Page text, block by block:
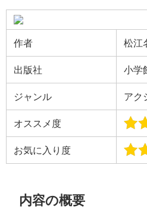
作者 松江
出版社 小学
ジャンル アク
オススメ度
お気に入り度
内容の概要